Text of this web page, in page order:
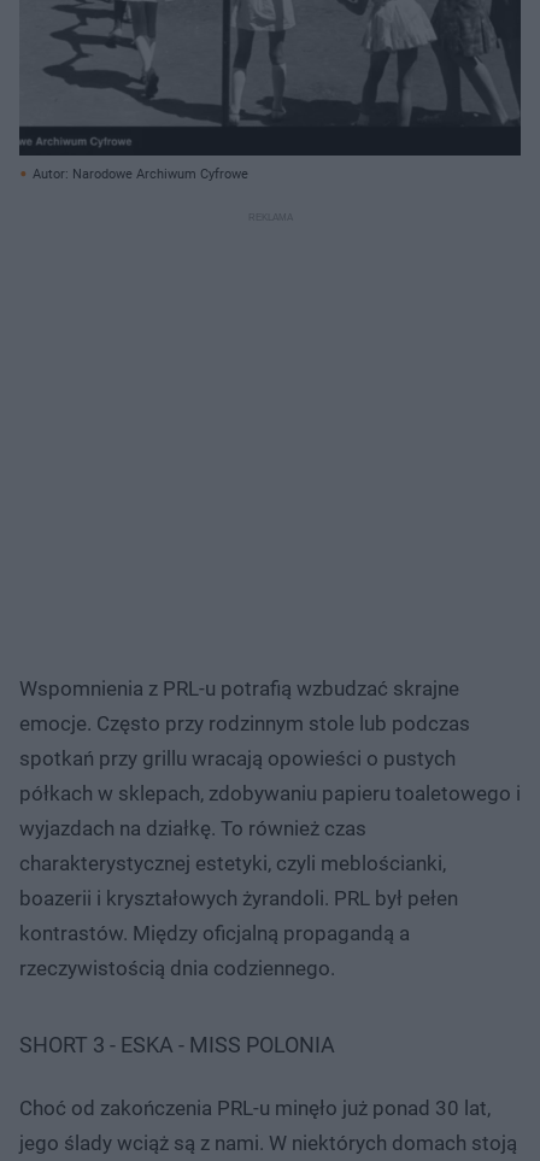
Autor: Narodowe Archiwum Cyfrowe
Wspomnienia z PRL-u potrafią wzbudzać skrajne
emocje. Często przy rodzinnym stole lub podczas
spotkań przy grillu wracają opowieści o pustych
półkach w sklepach, zdobywaniu papieru toaletowego i
wyjazdach na działkę. To również czas
charakterystycznej estetyki, czyli meblościanki,
boazerii i kryształowych żyrandoli. PRL był pełen
kontrastów. Między oficjalną propagandą a
rzeczywistością dnia codziennego.
SHORT 3 - ESKA - MISS POLONIA
Choć od zakończenia PRL-u minęło już ponad 30 lat,
jego ślady wciąż są z nami. W niektórych domach stoją